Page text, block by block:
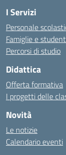
I Servizi
Personale
Famiglie e
Percorsi di studio
Didattica
Offerta formativa
I progetti delle
Novità
Le notizie
Calendario eventi